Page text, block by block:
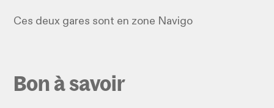
Ces deux gares sont en zone Navigo
Bon à savoir